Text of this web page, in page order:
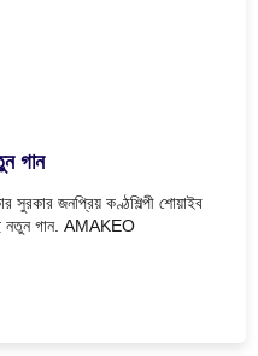
গান
সুরকার জনপ্রিয় কণ্ঠশিল্পী শোয়াইব
নতুন গান. AMAKEO